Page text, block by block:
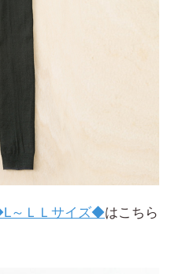
～ＬＬサイズ◆はこちら